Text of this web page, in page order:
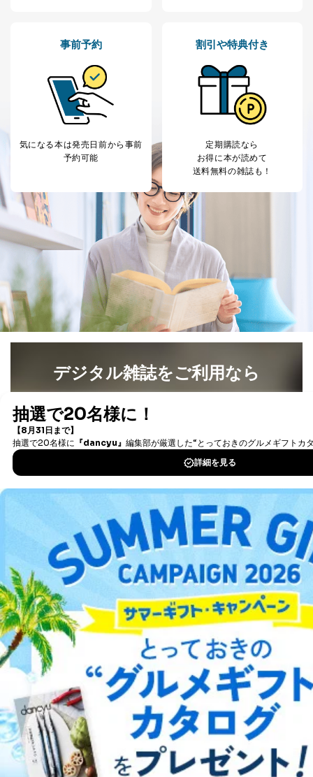
※上記の利用目的のうちNo.1～5については保有個人デ
ータ（開示対象個人情報）の利用目的であり、下記4.の
開示等のご請求に対応させていただきます。
なお、6、7については、パートナー（提携企業）様又は
各SNS運営会社様にご請求いただきますようお願い致し
ます。
当社は、取得した個人情報を適切に管理し､あらかじめ
本人の同意を得ることなく第三者に提供することはあり
ません。ただし、次の場合は除きます。
法令に基づく場合
人の生命､身体または財産の保護のために必要がある
場合であって、本人の同意を得ることが困難であると
き。
公衆衛生の向上または児童の健全な育成の推進のため
に特に必要がある場合であって、本人の同意を得るこ
とが困難である場合。
国の機関もしくは地方公共団体またはその委託を受け
た者が法令の定める事務を遂行することに対して協力
する必要がある場合であって、本人の同意を得ること
により当該事務の遂行に支障を及ぼすおそれがあると
だ企業に、業務の一部として個人情報の取扱いを委
委託・提供先企業は具体的には以下のような企業です
が、これらに限りません。
委託先：カスタマーサポート支援会社 、クレジッ
店など商品の供給者、梱包会社、配送会社、新聞
販売店などの梱包・配送・配達会社
４．開示対象個人情報の「開示」「訂正」等の請求につ
いて
当社は、本人から、開示対象個人情報について利用目的
の通知を求められた場合には、遅滞なくこれに応じま
す。ただし、以下①～④のいずれかに該当する場合は、
利用目的の通知を行なうことはできません。そのとき
は、本人に遅滞無くその旨を通知するとともに、理由を
説明させていただきます。
①利用目的を本人に通知し、又は公表することによって
本人又は第三者の生命、身体、財産その他の権利利益を
害するおそれがある場合
②利用目的を本人に通知し、又は公表することによって
当該事業者の権利又は正当な利益を害するおそれがある
場合
③国の機関又は地方公共団体が法令の定める事務を遂行
することに対して協力する必要がある場合であって、利
用目的を本人に通知し、又は公表することによって当該
事前予約
気になる本は発売日前から事前
予約可能
割引や特典付き
定期購読なら
お得に本が読めて
送料無料の雑誌も！
デジタル雑誌をご利用なら
書籍）が無料で読み放題！
DOWNLOAD FOR IOS
DOWNLOAD FOR ANDROID
ご利用方法はこちら
総合案内
アフィリエイト 採用情報
プレスリリース お問い合わせ
利用規約プライバシーポリシー 特定商取引法に基づく表示
出版社の皆様へ
投資家の皆様へサイトマップ